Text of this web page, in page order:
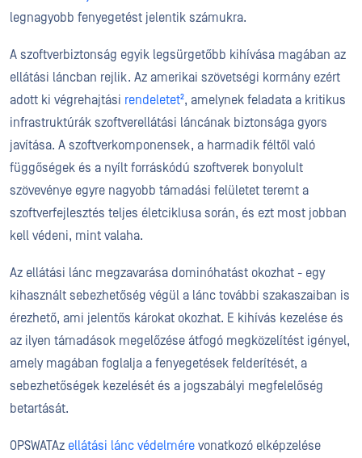
legnagyobb fenyegetést jelentik számukra.
A szoftverbiztonság egyik legsürgetőbb kihívása magában az
ellátási láncban rejlik. Az amerikai szövetségi kormány ezért
adott ki végrehajtási rendeletet², amelynek feladata a kritikus
infrastruktúrák szoftverellátási láncának biztonsága gyors
javítása. A szoftverkomponensek, a harmadik féltől való
függőségek és a nyílt forráskódú szoftverek bonyolult
szövevénye egyre nagyobb támadási felületet teremt a
szoftverfejlesztés teljes életciklusa során, és ezt most jobban
kell védeni, mint valaha.
Az ellátási lánc megzavarása dominóhatást okozhat - egy
kihasznált sebezhetőség végül a lánc további szakaszaiban is
érezhető, ami jelentős károkat okozhat. E kihívás kezelése és
az ilyen támadások megelőzése átfogó megközelítést igényel,
amely magában foglalja a fenyegetések felderítését, a
sebezhetőségek kezelését és a jogszabályi megfelelőség
betartását.
OPSWATAz ellátási lánc védelmére vonatkozó elképzelése